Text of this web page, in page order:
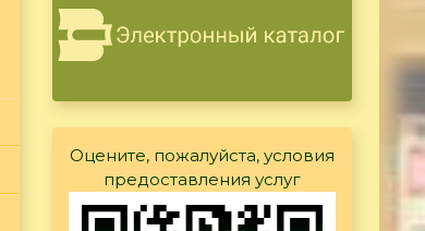
Оцените, пожалуйста, условия
предоставления услуг